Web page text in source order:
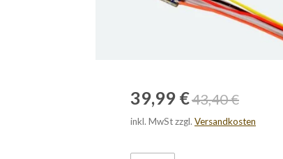
39,99 €43,40 €
inkl. MwSt zzgl. Versandkosten